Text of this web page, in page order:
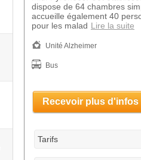
dispose de 64 chambres
accueille également 40
pour les malad Lire la suite
Unité Alzheimer
Bus
Recevoir plus d'infos
Tarifs